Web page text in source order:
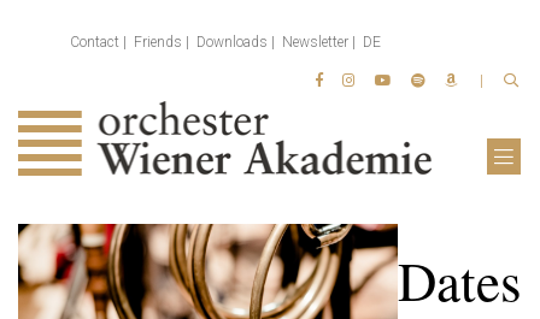
Contact Friends Downloads Newsletter DE
Dates